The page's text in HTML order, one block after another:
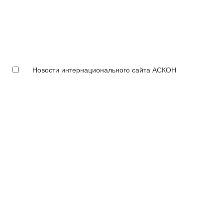
Новости интернационального сайта АСКОН